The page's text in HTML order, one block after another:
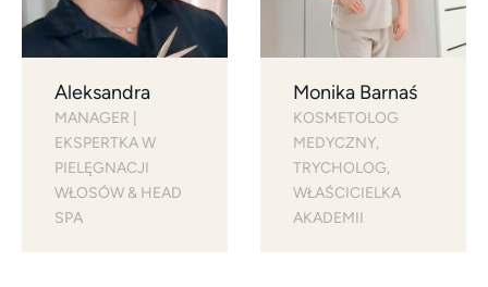
Aleksandra
MANAGER |
EKSPERTKA W
PIELĘGNACJI
WŁOSÓW & HEAD
SPA
Monika Barnaś
KOSMETOLOG
MEDYCZNY,
TRYCHOLOG,
WŁAŚCICIELKA
AKADEMII